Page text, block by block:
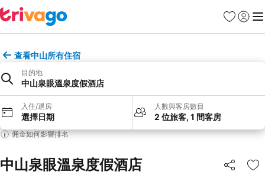
收藏夾
登入 選
查看中山所有住宿
目的地
中山泉眼溫泉度假酒店
入住/退房
選擇日期
人數與客房數目
2 位旅客, 1 間客房
佣金如何影響排名
中山泉眼溫泉度假酒店 分享
放